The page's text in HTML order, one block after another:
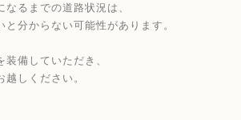
るまでの道路状況は、
分からない可能性があります。
備していただき、
しください。